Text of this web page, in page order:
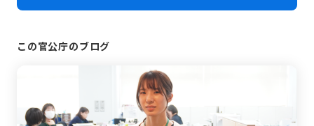
この官公庁のブログ